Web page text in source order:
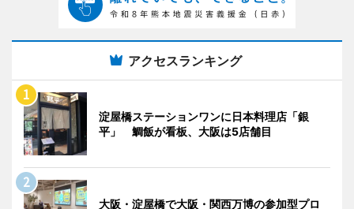
アクセスランキング
淀屋橋ステーションワンに日本料理店「銀
平」 鯛飯が看板、大阪は5店舗目
大阪・淀屋橋で大阪・関西万博の参加型プロ